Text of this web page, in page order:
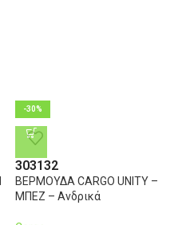
-30%
303132
ΒΕΡΜΟΥΔΑ CARGO UNITY –
ΜΠΕΖ – Ανδρικά